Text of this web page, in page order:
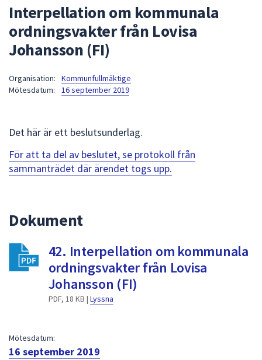
sökfältet
kommer
sökförslag
att
navigera
mellan
att
välja
något
Interpellation om kommunala
ordningsvakter från Lovisa
Johansson (FI)
Organisation:
Kommunfullmäktige
Mötesdatum:
16 september 2019
Det här är ett beslutsunderlag.
För att ta del av beslutet, se protokoll från
sammanträdet där ärendet togs upp.
Dokument
42. Interpellation om kommunala
ordningsvakter från Lovisa
Johansson (FI)
PDF, 18 KB | Lyssna
Mötesdatum:
16 september 2019